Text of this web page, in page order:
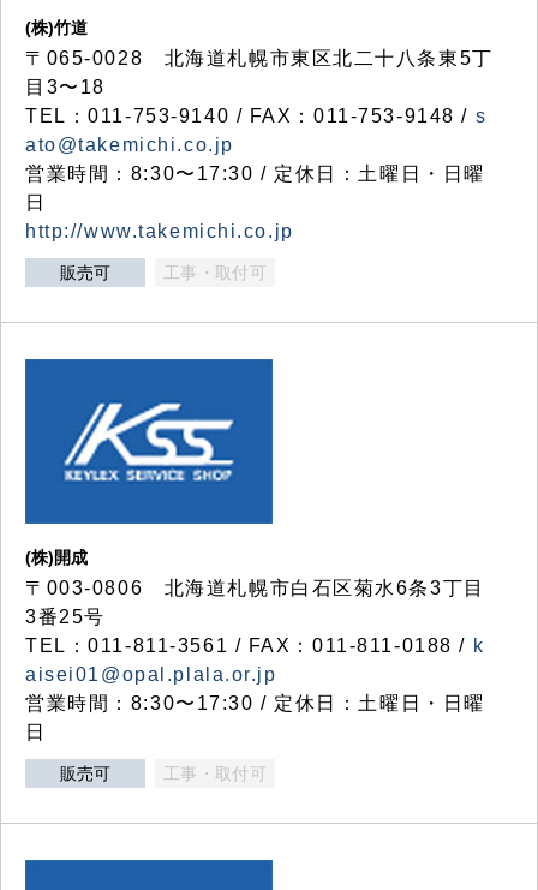
(株)竹道
〒065-0028 北海道札幌市東区北二十八条東5丁
目3〜18
TEL：011-753-9140 / FAX：011-753-9148 / s
ato@takemichi.co.jp
営業時間：8:30〜17:30 / 定休日：土曜日・日曜
日
http://www.takemichi.co.jp
販売可 工事・取付可
(株)開成
〒003-0806 北海道札幌市白石区菊水6条3丁目
3番25号
TEL：011-811-3561 / FAX：011-811-0188 / k
aisei01@opal.plala.or.jp
営業時間：8:30〜17:30 / 定休日：土曜日・日曜
日
販売可 工事・取付可